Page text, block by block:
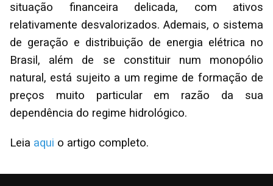
situação financeira delicada, com ativos
relativamente desvalorizados. Ademais, o sistema
de geração e distribuição de energia elétrica no
Brasil, além de se constituir num monopólio
natural, está sujeito a um regime de formação de
preços muito particular em razão da sua
dependência do regime hidrológico.
Leia aqui o artigo completo.